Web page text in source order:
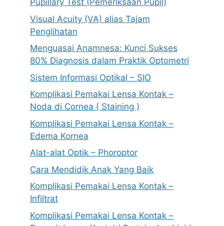
Pupillary Test (Pemeriksaan Pupil)
Visual Acuity (VA) alias Tajam
Penglihatan
Menguasai Anamnesa: Kunci Sukses
80% Diagnosis dalam Praktik Optometri
Sistem Informasi Optikal – SIO
Komplikasi Pemakai Lensa Kontak –
Noda di Cornea ( Staining )
Komplikasi Pemakai Lensa Kontak –
Edema Kornea
Alat-alat Optik – Phoroptor
Cara Mendidik Anak Yang Baik
Komplikasi Pemakai Lensa Kontak –
Infiltrat
Komplikasi Pemakai Lensa Kontak –